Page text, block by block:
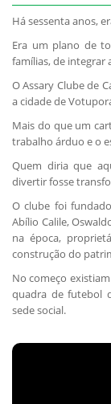
Há sessenta anos,
Era um plano de
famílias, de integrar
O Assary Clube de
a cidade de
Mais do que um
trabalho árduo e o
Quem diria que
divertir fosse
O clube foi
Abílio Calile,
na época,
construção do
No começo
quadra de futebol
sede social.